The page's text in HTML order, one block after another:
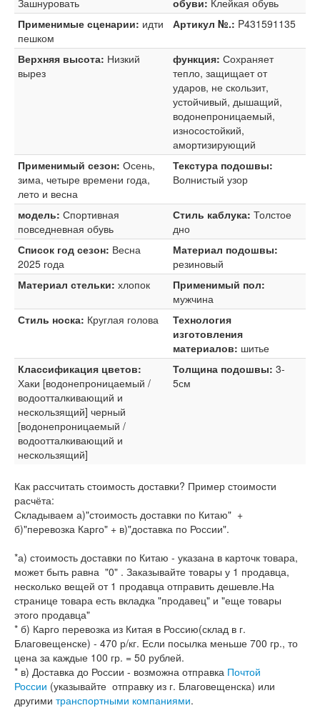
Применимые сценарии: идти
пешком
Артикул №.: P431591135
Верхняя высота: Низкий
вырез
функция: Сохраняет
тепло, защищает от
ударов, не скользит,
устойчивый, дышащий,
водонепроницаемый,
износостойкий,
амортизирующий
Применимый сезон: Осень,
зима, четыре времени года,
лето и весна
Текстура подошвы:
Волнистый узор
модель: Спортивная
повседневная обувь
Стиль каблука: Толстое
дно
Список год сезон: Весна
2025 года
Материал подошвы:
резиновый
Материал стельки: хлопок
Применимый пол:
мужчина
Стиль носка: Круглая голова
Технология
изготовления
материалов: шитье
Классификация цветов:
Хаки [водонепроницаемый /
водоотталкивающий и
нескользящий] черный
[водонепроницаемый /
водоотталкивающий и
нескользящий]
Толщина подошвы: 3-
5см
Как рассчитать стоимость доставки? Пример стоимости
расчёта:
Складываем а)"стоимость доставки по Китаю" +
б)"перевозка Карго" + в)"доставка по России".
*а) стоимость доставки по Китаю - указана в карточк товара,
может быть равна "0" . Заказывайте товары у 1 продавца,
несколько вещей от 1 продавца отправить дешевле.На
странице товара есть вкладка "продавец" и "еще товары
этого продавца"
* б) Карго перевозка из Китая в Россию(склад в г.
Благовещенске) - 470 р/кг. Если посылка меньше 700 гр., то
цена за каждые 100 гр. = 50 рублей.
* в) Доставка до России - возможна отправка Почтой
России (указывайте отправку из г. Благовещенска) или
другими транспортными компаниями.